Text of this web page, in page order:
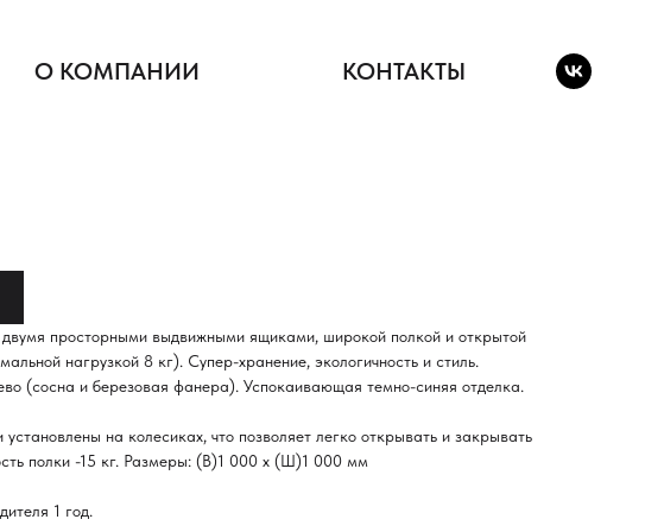
О КОМПАНИИ КОНТАКТЫ
просторными выдвижными ящиками, широкой полкой и открытой
нагрузкой 8 кг). Супер-хранение, экологичность и стиль.
(сосна и березовая фанера). Успокаивающая темно-синяя отделка.
на колесиках, что позволяет легко открывать и закрывать
полки -15 кг. Размеры: (В)1 000 х (Ш)1 000 мм
1 год.